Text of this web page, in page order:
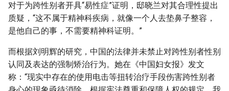
对于为跨性别者开具“易性症”证明，邸晓兰对其合理性提出
质疑，“这不属于精神科疾病，就像一个人去垫鼻子整容，
是他自己的事，不需要精神科证明。”
而根据刘明辉的研究，中国的法律并未禁止对跨性别者性别
认同及表达的强制矫治行为。她在《中国妇女报》发文
称：“现实中存在的使用电击等扭转治疗手段伤害跨性别者